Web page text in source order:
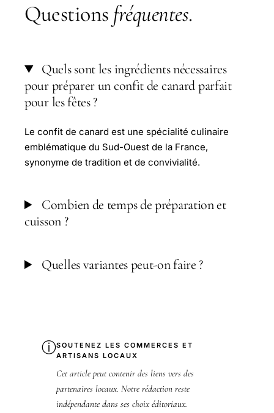
Questions fréquentes.
Quels sont les ingrédients nécessaires
pour préparer un confit de canard parfait
pour les fêtes ?
Le confit de canard est une spécialité culinaire
emblématique du Sud-Ouest de la France,
synonyme de tradition et de convivialité.
Combien de temps de préparation et
cuisson ?
Quelles variantes peut-on faire ?
ⓘSOUTENEZ LES COMMERCES ET
ARTISANS LOCAUX
Cet article peut contenir des liens vers des
partenaires locaux. Notre rédaction reste
indépendante dans ses choix éditoriaux.